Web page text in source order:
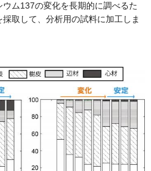
ム137の変化を長期的に調べるた
取して、分析用の試料に加工しま